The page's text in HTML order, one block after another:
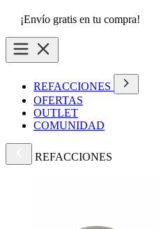
¡Envío gratis en tu compra!
REFACCIONES
OFERTAS
OUTLET
COMUNIDAD
REFACCIONES